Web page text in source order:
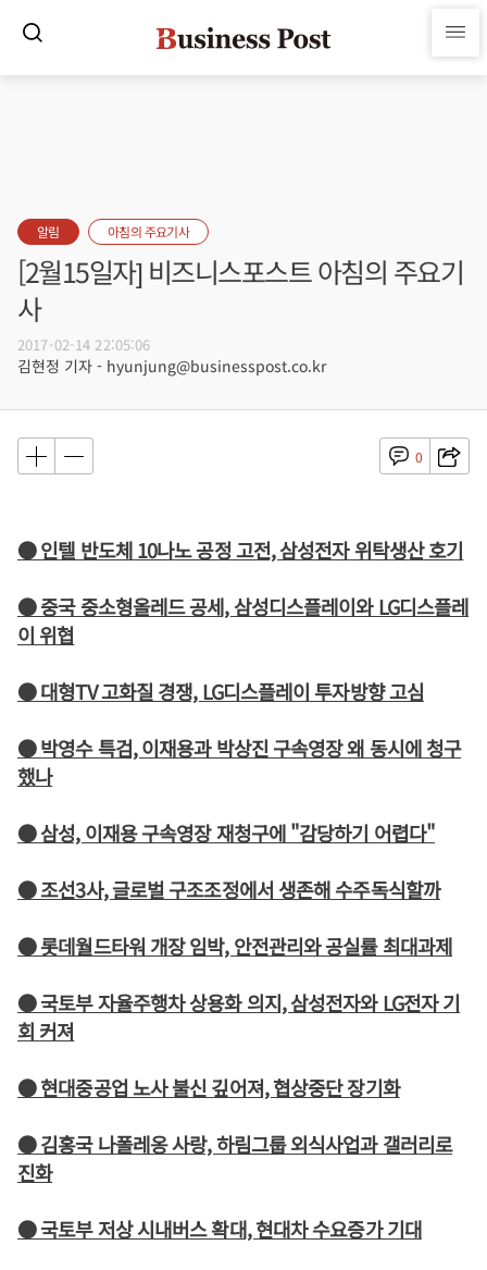
알림 아침의 주요기사
[2월15일자] 비즈니스포스트 아침의 주요기
사
2017-02-14 22:05:06
김현정 기자 - hyunjung@businesspost.co.kr
0
● 인텔 반도체 10나노 공정 고전, 삼성전자 위탁생산 호기
● 중국 중소형올레드 공세, 삼성디스플레이와 LG디스플레
이 위협
● 대형TV 고화질 경쟁, LG디스플레이 투자방향 고심
● 박영수 특검, 이재용과 박상진 구속영장 왜 동시에 청구
했나
● 삼성, 이재용 구속영장 재청구에 "감당하기 어렵다"
● 조선3사, 글로벌 구조조정에서 생존해 수주독식할까
● 롯데월드타워 개장 임박, 안전관리와 공실률 최대과제
● 국토부 자율주행차 상용화 의지, 삼성전자와 LG전자 기
회 커져
● 현대중공업 노사 불신 깊어져, 협상중단 장기화
● 김홍국 나폴레옹 사랑, 하림그룹 외식사업과 갤러리로
진화
● 국토부 저상 시내버스 확대, 현대차 수요증가 기대